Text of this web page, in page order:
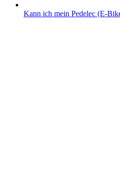
Kann ich mein Pedelec (E-